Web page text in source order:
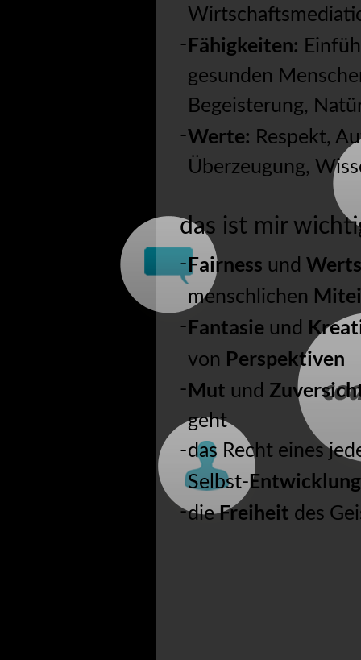
KONTAKT
Fähigkeiten:
gesunden
Begeisterung,
Werte: Respekt,
Überzeugung,
das ist mir
Fairness und
menschlichen
Fantasie und
von Perspektiven
Mut und
geht
das Recht eines
Selbst-Entwicklung
dieFreiheit des